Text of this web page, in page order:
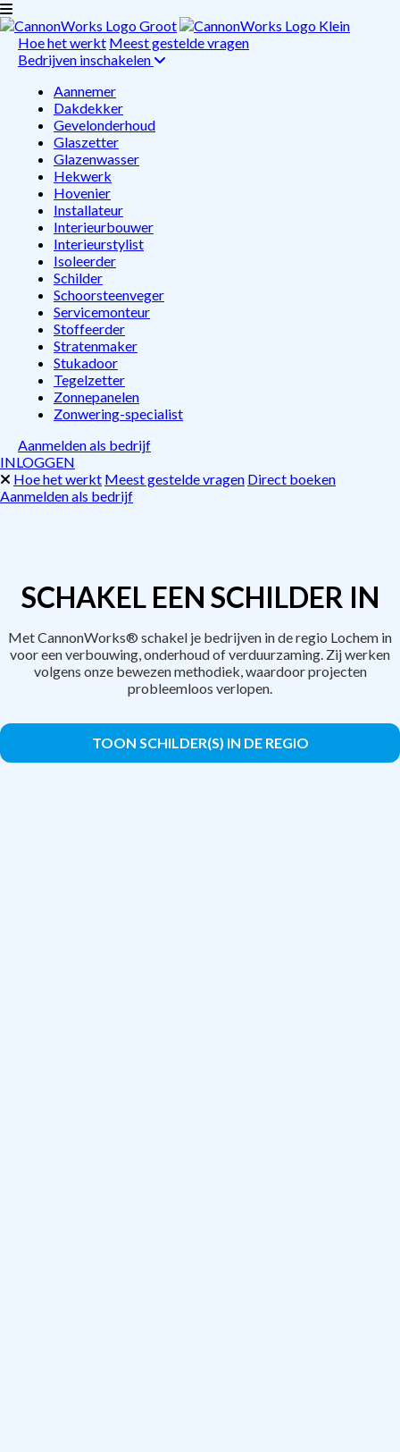
Hoe het werkt Meest gestelde vragen
Bedrijven inschakelen
Aannemer
Dakdekker
Gevelonderhoud
Glaszetter
Glazenwasser
Hekwerk
Hovenier
Installateur
Interieurbouwer
Interieurstylist
Isoleerder
Schilder
Schoorsteenveger
Servicemonteur
Stoffeerder
Stratenmaker
Stukadoor
Tegelzetter
Zonnepanelen
Zonwering-specialist
Aanmelden als bedrijf
INLOGGEN
Hoe het werkt Meest gestelde vragen Direct boeken
Aanmelden als bedrijf
SCHAKEL EEN SCHILDER IN
Met CannonWorks® schakel je bedrijven in de regio Lochem in
voor een verbouwing, onderhoud of verduurzaming. Zij werken
volgens onze bewezen methodiek, waardoor projecten
probleemloos verlopen.
TOON SCHILDER(S) IN DE REGIO